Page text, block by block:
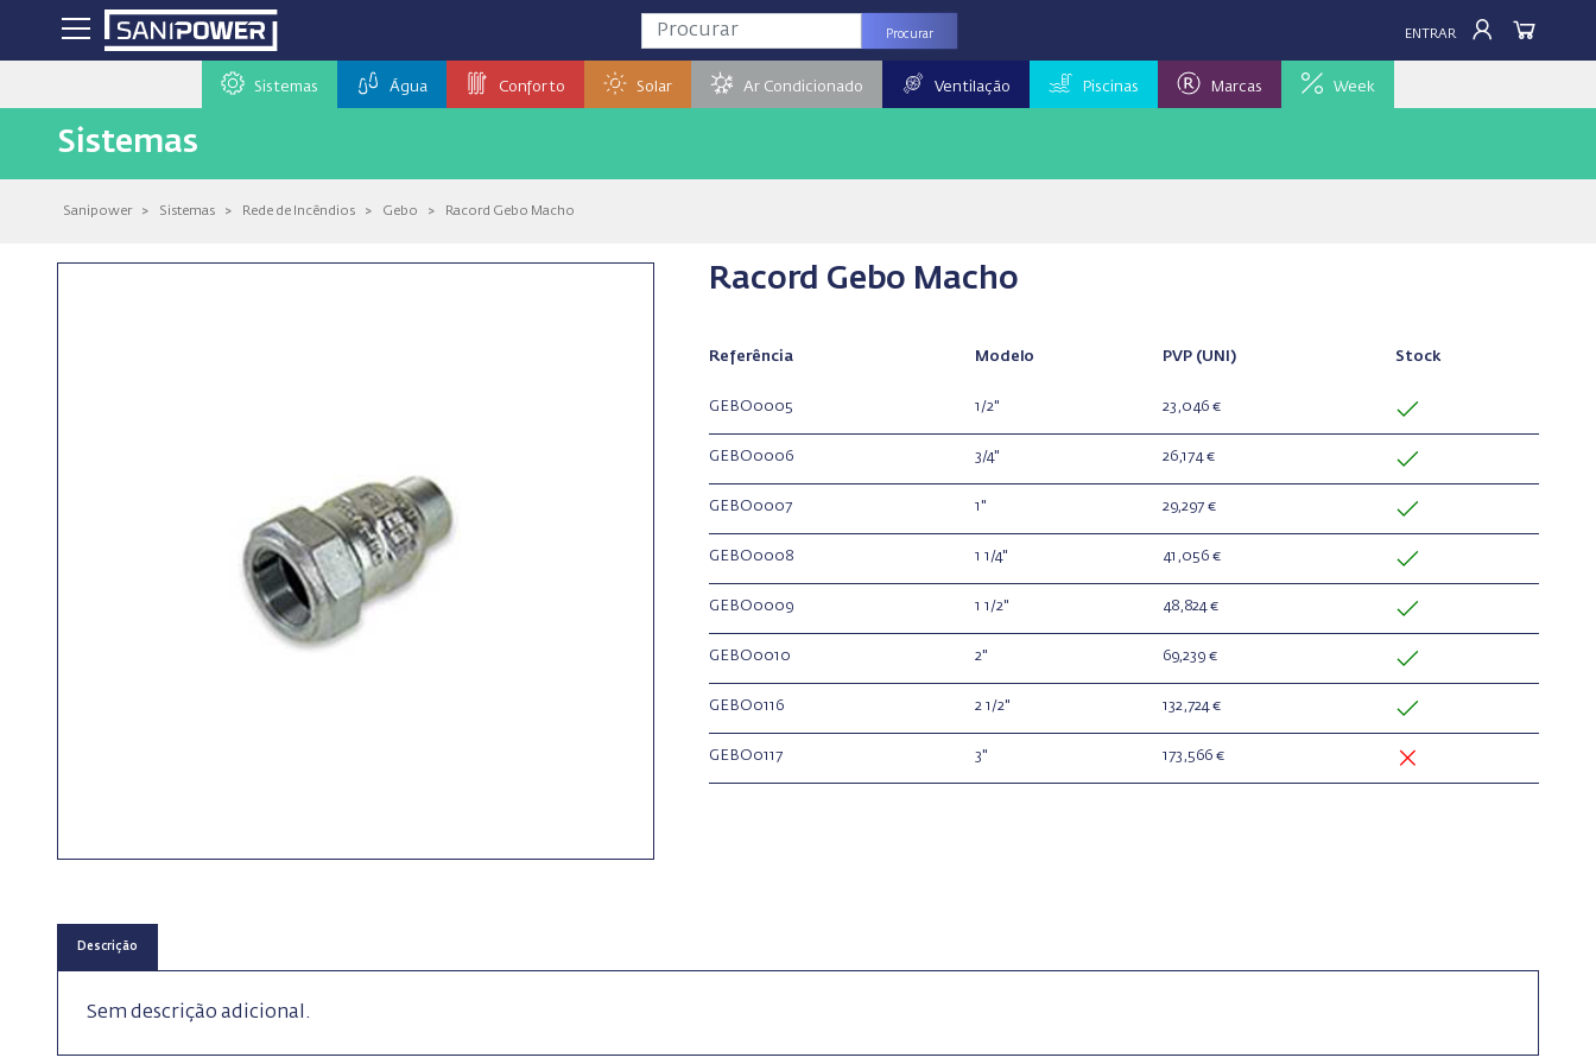
Procurar ENTRAR
Sistemas Água Conforto Solar Ar Condicionado Ventilação Piscinas Marcas Week
Sistemas
Sanipower > Sistemas > Rede de Incêndios > Gebo > Racord Gebo Macho
Racord Gebo Macho
Referência Modelo PVP (UNI) Stock
GEBO0005 1/2" 23,046 €
GEBO0006 3/4" 26,174 €
GEBO0007 1" 29,297 €
GEBO0008 1 1/4" 41,056 €
GEBO0009 1 1/2" 48,824 €
GEBO0010 2" 69,239 €
GEBO0116 2 1/2" 132,724 €
GEBO0117 3" 173,566 €
Descrição
Sem descrição adicional.